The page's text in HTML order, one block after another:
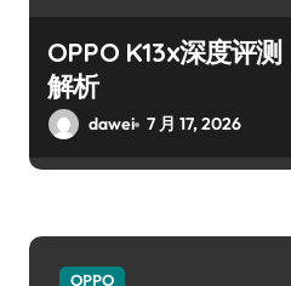
OPPO K13x深度评
解析
dawei 7 月 17, 2026
OPPO